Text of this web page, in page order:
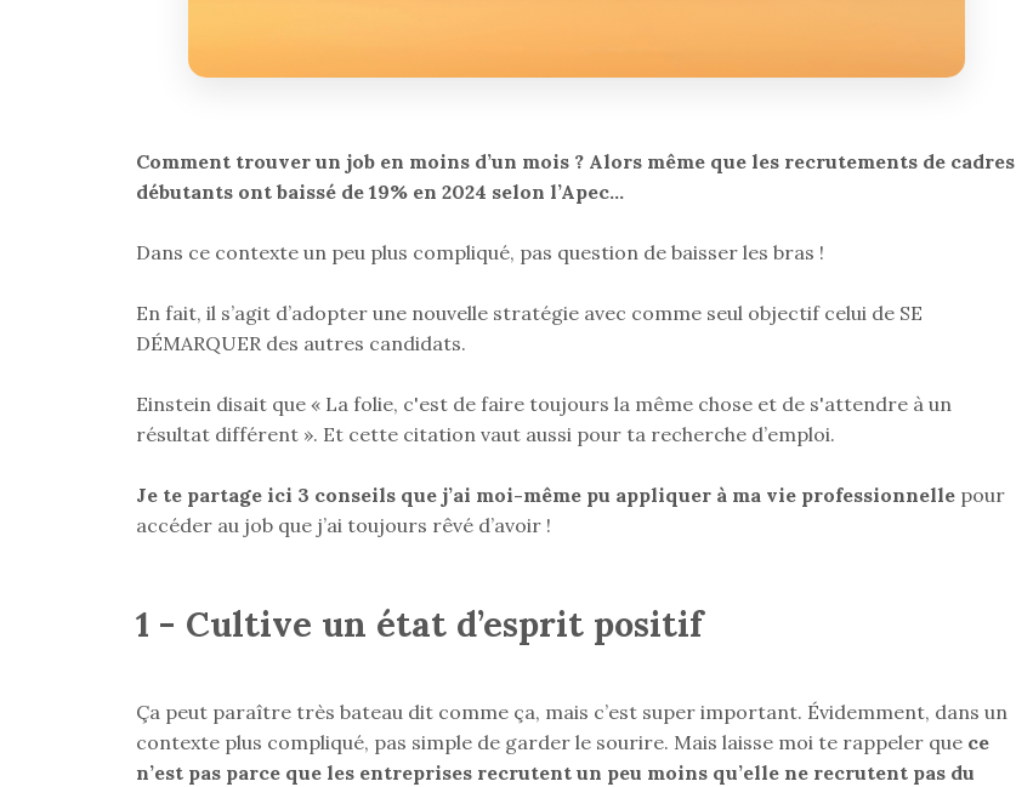
Comment trouver un job en moins d’un mois ? Alors même que les recrutements de cadres
débutants ont baissé de 19% en 2024 selon l’Apec…
Dans ce contexte un peu plus compliqué, pas question de baisser les bras !
En fait, il s’agit d’adopter une nouvelle stratégie avec comme seul objectif celui de SE
DÉMARQUER des autres candidats.
Einstein disait que « La folie, c'est de faire toujours la même chose et de s'attendre à un
résultat différent ». Et cette citation vaut aussi pour ta recherche d’emploi.
Je te partage ici 3 conseils que j’ai moi-même pu appliquer à ma vie professionnelle pour
accéder au job que j’ai toujours rêvé d’avoir !
1 - Cultive un état d’esprit positif
Ça peut paraître très bateau dit comme ça, mais c’est super important. Évidemment, dans un
contexte plus compliqué, pas simple de garder le sourire. Mais laisse moi te rappeler que ce
n’est pas parce que les entreprises recrutent un peu moins qu’elle ne recrutent pas du